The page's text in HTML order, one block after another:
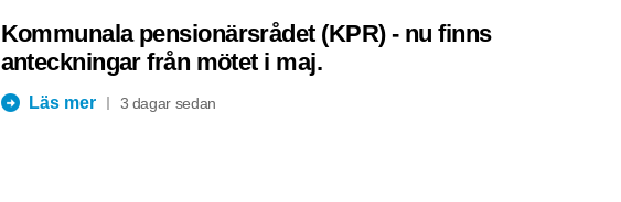
Kommunala pensionärsrådet (KPR) - nu finns
anteckningar från mötet i maj.
Läs mer 3 dagar sedan